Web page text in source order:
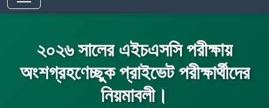
২০২৬ সালের এইচএসসি পরীক্ষায়
অংশগ্রহণেচ্ছুক প্রাইভেট পরীক্ষার্থীদের
নিয়মাবলী।